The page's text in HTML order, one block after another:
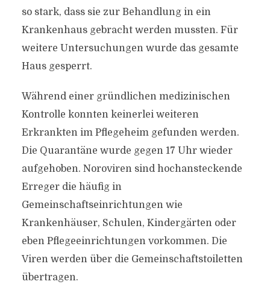
so stark, dass sie zur Behandlung in ein
Krankenhaus gebracht werden mussten. Für
weitere Untersuchungen wurde das gesamte
Haus gesperrt.
Während einer gründlichen medizinischen
Kontrolle konnten keinerlei weiteren
Erkrankten im Pflegeheim gefunden werden.
Die Quarantäne wurde gegen 17 Uhr wieder
aufgehoben. Noroviren sind hochansteckende
Erreger die häufig in
Gemeinschaftseinrichtungen wie
Krankenhäuser, Schulen, Kindergärten oder
eben Pflegeeinrichtungen vorkommen. Die
Viren werden über die Gemeinschaftstoiletten
übertragen.